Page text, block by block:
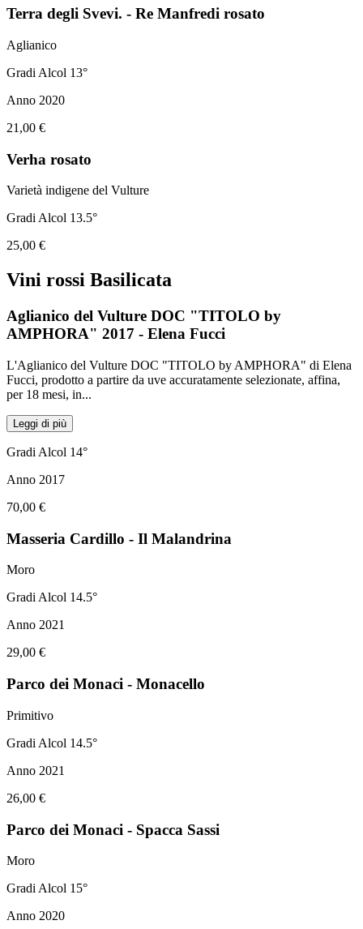
Terra degli Svevi. - Re Manfredi rosato
Aglianico
Gradi Alcol 13°
Anno 2020
21,00 €
Verha rosato
Varietà indigene del Vulture
Gradi Alcol 13.5°
25,00 €
Vini rossi Basilicata
Aglianico del Vulture DOC "TITOLO by
AMPHORA" 2017 - Elena Fucci
L'Aglianico del Vulture DOC "TITOLO by AMPHORA" di Elena
Fucci, prodotto a partire da uve accuratamente selezionate, affina,
per 18 mesi, in...
Leggi di più
Gradi Alcol 14°
Anno 2017
70,00 €
Masseria Cardillo - Il Malandrina
Moro
Gradi Alcol 14.5°
Anno 2021
29,00 €
Parco dei Monaci - Monacello
Primitivo
Gradi Alcol 14.5°
Anno 2021
26,00 €
Parco dei Monaci - Spacca Sassi
Moro
Gradi Alcol 15°
Anno 2020